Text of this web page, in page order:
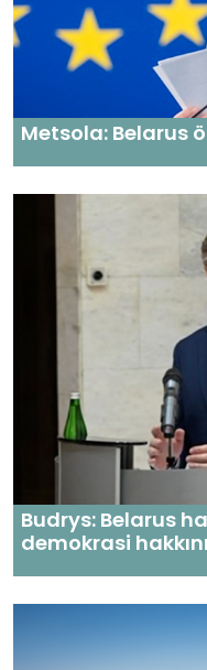
Metsola: Belarus
Budrys: Belarus
demokrasi